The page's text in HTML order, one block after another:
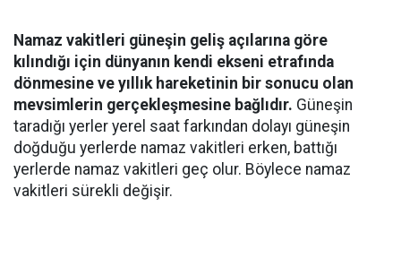
Namaz vakitleri güneşin geliş açılarına göre
kılındığı için dünyanın kendi ekseni etrafında
dönmesine ve yıllık hareketinin bir sonucu olan
mevsimlerin gerçekleşmesine bağlıdır. Güneşin
taradığı yerler yerel saat farkından dolayı güneşin
doğduğu yerlerde namaz vakitleri erken, battığı
yerlerde namaz vakitleri geç olur. Böylece namaz
vakitleri sürekli değişir.